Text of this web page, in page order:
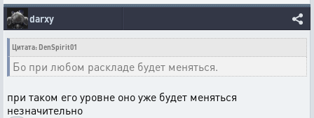
darxy
Цитата: DenSpirit01
Бо при любом раскладе будет меняться.
при таком его уровне оно уже будет меняться
незначительно